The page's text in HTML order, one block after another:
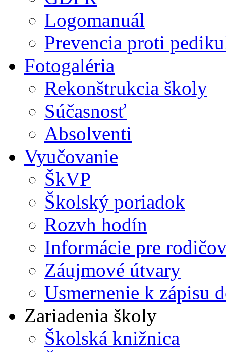
Logomanuál
Prevencia proti
Fotogaléria
Rekonštrukcia školy
Súčasnosť
Absolventi
Vyučovanie
ŠkVP
Školský poriadok
Rozvh hodín
Informácie pre
Záujmové útvary
Usmernenie k zápisu
Zariadenia školy
Školská knižnica